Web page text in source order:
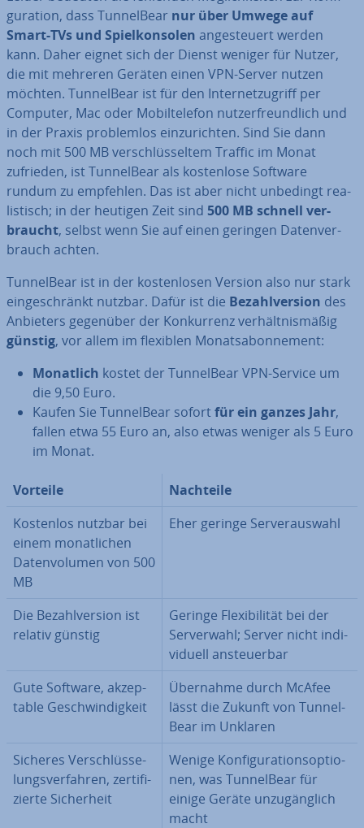
gu­ra­ti­on, dass Tun­nel­Bear nur über Umwege auf
Smart-TVs und Spiel­kon­so­len an­ge­steu­ert werden
kann. Daher eignet sich der Dienst weniger für Nutzer,
die mit mehreren Geräten einen VPN-Server nutzen
möchten. Tun­nel­Bear ist für den In­ter­net­zu­griff per
Computer, Mac oder Mo­bil­te­le­fon nut­zer­freund­lich und
in der Praxis pro­blem­los ein­zu­rich­ten. Sind Sie dann
noch mit 500 MB ver­schlüs­sel­tem Traffic im Monat
zufrieden, ist Tun­nel­Bear als kos­ten­lo­se Software
rundum zu empfehlen. Das ist aber nicht unbedingt rea­
lis­tisch; in der heutigen Zeit sind 500 MB schnell ver­
braucht, selbst wenn Sie auf einen geringen Da­ten­ver­
brauch achten.
Tun­nel­Bear ist in der kos­ten­lo­sen Version also nur stark
ein­ge­schränkt nutzbar. Dafür ist die Be­zahl­ver­si­on des
Anbieters gegenüber der Kon­kur­renz ver­hält­nis­mä­ßig
günstig, vor allem im flexiblen Mo­nats­abon­ne­ment:
Monatlich kostet der Tun­nel­Bear VPN-Service um
die 9,50 Euro.
Kaufen Sie Tun­nel­Bear sofortfür ein ganzes Jahr,
fallen etwa 55 Euro an, also etwas weniger als 5 Euro
im Monat.
Vorteile
Nachteile
Kostenlos nutzbar bei
einem mo­nat­li­chen
Da­ten­vo­lu­men von 500
MB
Eher geringe Ser­ver­aus­wahl
Die Be­zahl­ver­si­on ist
relativ günstig
Geringe Fle­xi­bi­li­tät bei der
Ser­ver­wahl; Server nicht in­di­
vi­du­ell an­steu­er­bar
Gute Software, ak­zep­
ta­ble Ge­schwin­dig­keit
Übernahme durch McAfee
lässt die Zukunft von Tun­nel­
Bear im Unklaren
Sicheres Ver­schlüs­se­
lungs­ver­fah­ren, zer­ti­fi­
zier­te Si­cher­heit
Wenige Kon­fi­gu­ra­ti­ons­op­tio­
nen, was Tun­nel­Bear für
einige Geräte un­zu­gäng­lich
macht